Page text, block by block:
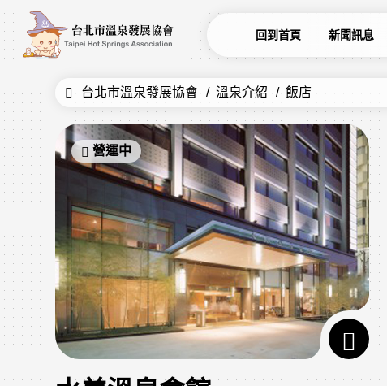
回到首頁 新聞訊息
台北市溫泉發展協會 溫泉介紹 飯店
營運中